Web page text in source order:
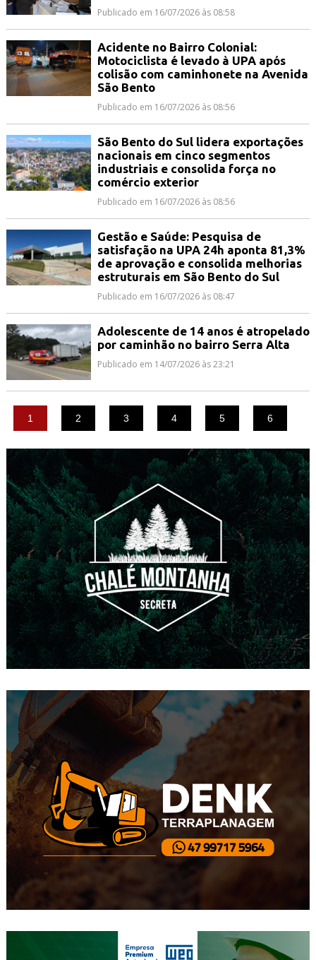
Publicado em 16/07/2026 às 08:58
Acidente no Bairro Colonial:
Motociclista é levado à UPA após
colisão com caminhonete na Avenida
São Bento
Publicado em 16/07/2026 às 08:56
São Bento do Sul lidera exportações
nacionais em cinco segmentos
industriais e consolida força no
comércio exterior
Publicado em 16/07/2026 às 08:56
Gestão e Saúde: Pesquisa de
satisfação na UPA 24h aponta 81,3%
de aprovação e consolida melhorias
estruturais em São Bento do Sul
Publicado em 16/07/2026 às 08:47
Adolescente de 14 anos é atropelado
por caminhão no bairro Serra Alta
Publicado em 14/07/2026 às 23:21
1 2 3 4 5 6